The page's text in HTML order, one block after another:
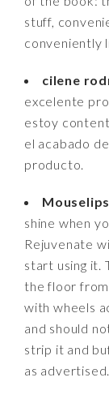
stuff,
conveniently
cilene
excelente
estoy
el acabado
producto.
Mouselips
shine when
Rejuvenate
start using it.
the floor from
with wheels
and should
strip it and
as advertised.